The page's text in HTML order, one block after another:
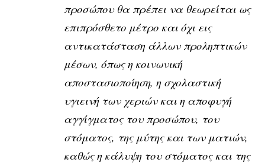
προσώπου θα πρέπει να θεωρείται ως
επιπρόσθετο μέτρο και όχι εις
αντικατάσταση άλλων προληπτικών
μέσων, όπως η κοινωνική
αποστασιοποίηση, η σχολαστική
υγιεινή των χεριών και η αποφυγή
αγγίγματος του προσώπου, του
στόματος, της μύτης και των ματιών,
καθώς η κάλυψη του στόματος και της